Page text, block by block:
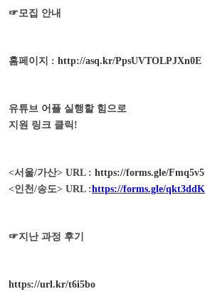
☞모집 안내
홈페이지 : http://asq.kr/PpsUVTOLPJXn0E
유튜브 어플 실행할 힘으로
지원 링크 클릭 !
<서울/가산> URL : https://forms.gle/
<인천/송도> URL :https://forms.gle/
☞지난 과정 후기
https://url.kr/t6i5bo